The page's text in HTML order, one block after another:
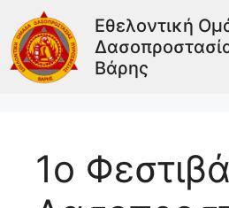
Εθελοντική
Βάρης
1o